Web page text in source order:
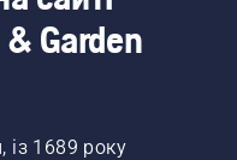
Garden
із 1689 року